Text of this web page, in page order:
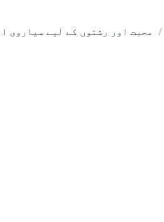
/ محبت اور رشتوں کے لیے سیاروی